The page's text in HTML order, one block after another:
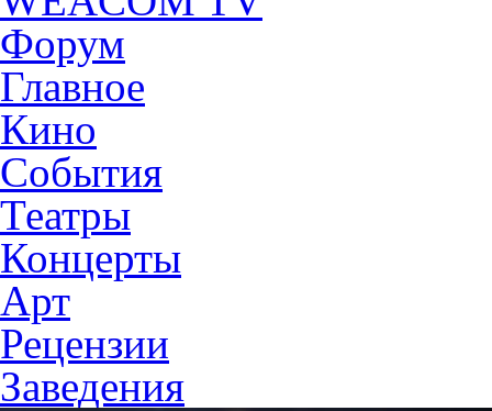
Форум
Главное
Кино
События
Театры
Концерты
Арт
Рецензии
Заведения